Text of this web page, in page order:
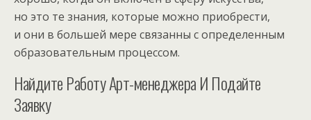
но это те знания, которые можно приобрести,
и они в большей мере связанны с определенным
образовательным процессом.
Найдите Работу Арт-менеджера И Подайте
Заявку